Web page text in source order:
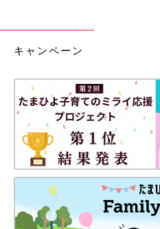
キャンペーン